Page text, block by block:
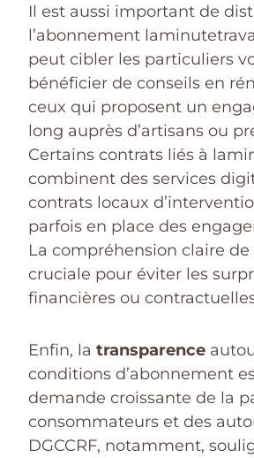
Il est aussi important de
l’abonnement
peut cibler les particuliers
bénéficier de conseils en
ceux qui proposent un
long auprès d’artisans ou
Certains contrats liés à
combinent des services
contrats locaux
parfois en place des
La compréhension claire de
cruciale pour éviter les
financières ou
Enfin, la transparence
conditions d’abonnement
demande croissante de la
consommateurs et des
DGCCRF, notamment,